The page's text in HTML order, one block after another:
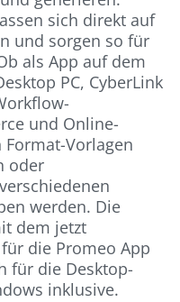
sich direkt auf
und sorgen so für
als App auf dem
PC, CyberLink
und Online-
Vorlagen
oder
werden. Die
dem jetzt
die Promeo App
für die Desktop-
inklusive.